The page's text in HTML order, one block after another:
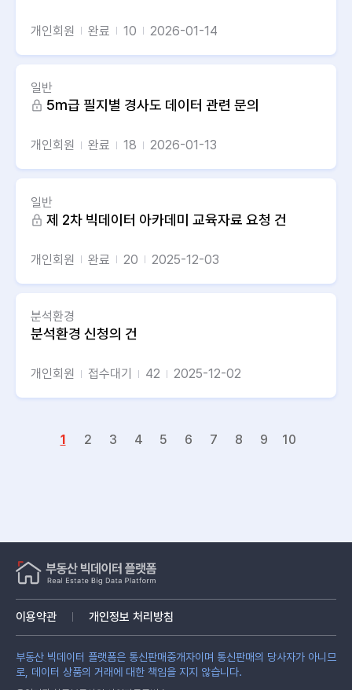
개인회원 완료 10 2026-01-14
일반
5m급 필지별 경사도 데이터 관련 문의
개인회원 완료 18 2026-01-13
일반
제 2차 빅데이터 아카데미 교육자료 요청 건
개인회원 완료 20 2025-12-03
분석환경
분석환경 신청의 건
개인회원 접수대기 42 2025-12-02
1 2 3 4 5 6 7 8 9 10
이용약관 개인정보 처리방침
부동산 빅데이터 플랫폼은 통신판매중개자이며 통신판매의 당사자가 아니므
로, 데이터 상품의 거래에 대한 책임을 지지 않습니다.